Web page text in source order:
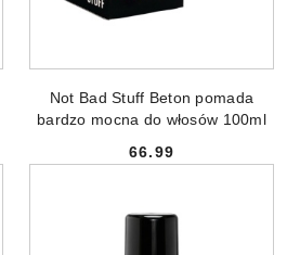
Not Bad Stuff Beton pomada
bardzo mocna do włosów 100ml
Cena:
66.99